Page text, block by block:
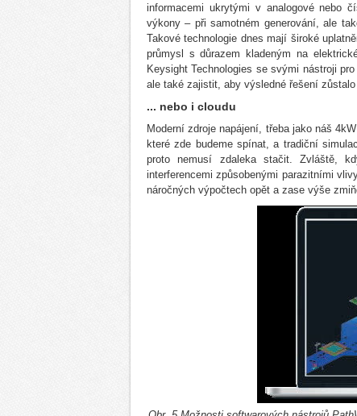
informacemi ukrytými v analogové nebo
výkony – při samotném generování, ale
Takové technologie dnes mají široké
průmysl s důrazem kladeným na
Keysight Technologies se svými nástroji
ale také zajistit, aby výsledné řešení
... nebo i cloudu
Moderní zdroje napájení, třeba jako náš
které zde budeme spínat, a tradiční
proto nemusí zdaleka stačit. Zvláště,
interferencemi způsobenými parazitními
náročných výpočtech opět a zase výše